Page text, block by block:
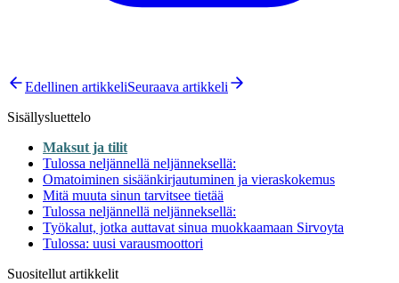
Edellinen artikkeliSeuraava artikkeli
Sisällysluettelo
Maksut ja tilit
Tulossa neljännellä neljänneksellä:
Omatoiminen sisäänkirjautuminen ja vieraskokemus
Mitä muuta sinun tarvitsee tietää
Tulossa neljännellä neljänneksellä:
Työkalut, jotka auttavat sinua muokkaamaan Sirvoyta
Tulossa: uusi varausmoottori
Suositellut artikkelit